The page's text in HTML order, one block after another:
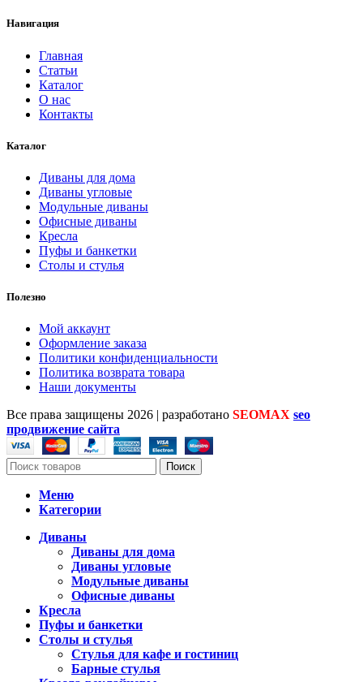
Навигация
Главная
Статьи
Каталог
О нас
Контакты
Каталог
Диваны для дома
Диваны угловые
Модульные диваны
Офисные диваны
Кресла
Пуфы и банкетки
Столы и стулья
Полезно
Мой аккаунт
Оформление заказа
Политики конфиденциальности
Политика возврата товара
Наши документы
Все права защищены 2026 | разработано SEOMAX seo
продвижение сайта
Поиск
Меню
Категории
Диваны
Диваны для дома
Диваны угловые
Модульные диваны
Офисные диваны
Кресла
Пуфы и банкетки
Столы и стулья
Стулья для кафе и гостиниц
Барные стулья